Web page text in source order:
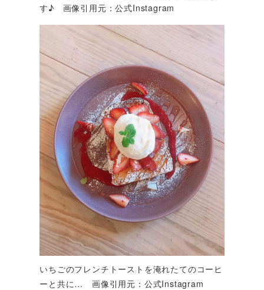
す♪ 画像引用元：公式Instagram
いちごのフレンチトーストを淹れたてのコーヒ
ーと共に… 画像引用元：公式Instagram